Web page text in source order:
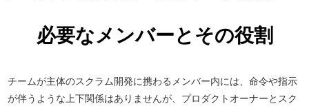
必要なメンバーとその役割
チームが主体のスクラム開発に携わるメンバー内には、命令や指示
が伴うような上下関係はありませんが、プロダクトオーナーとスク